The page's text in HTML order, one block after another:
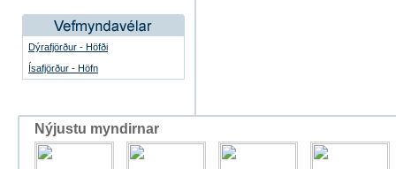
Dýrafjörður - Höfði
Ísafjörður - Höfn
Nýjustu myndirnar